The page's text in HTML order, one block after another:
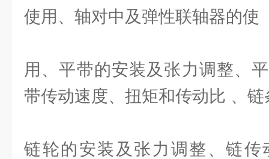
使用、轴对中及弹性联轴器的使
用、平带的安装及张力调整、
带传动速度、扭矩和传动比 、链
链轮的安装及张力调整、链传